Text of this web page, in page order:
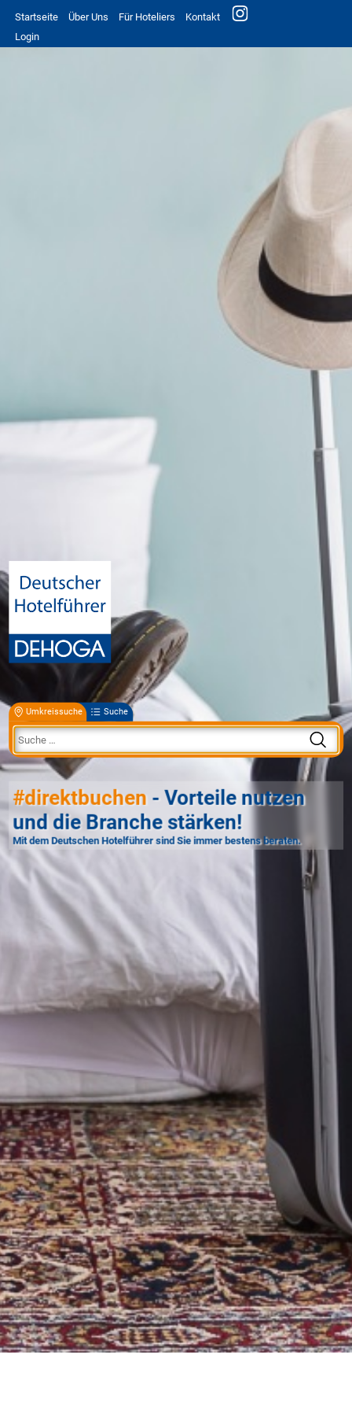
Startseite Über Uns Für Hoteliers
Kontakt
Login
Umkreissuche Suche
#direktbuchen - Vorteile nutzen
und die Branche stärken!
Mit dem Deutschen Hotelführer sind Sie immer bestens beraten.